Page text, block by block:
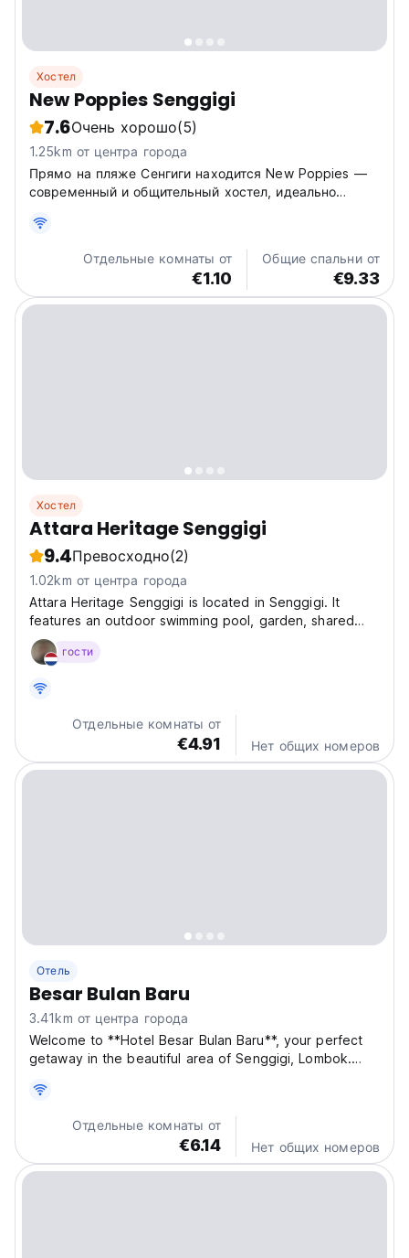
Хостел
New Poppies Senggigi
7.6Очень хорошо(5)
1.25km от центра города
Прямо на пляже Сенгиги находится New Poppies —
современный и общительный хостел, идеально
Исследуйте скрытые водопады и яркую культуру.
(Auto-translated from original language)
Отдельные комнаты от
€1.10
Общие спальни от
€9.33
Хостел
Attara Heritage Senggigi
9.4Превосходно(2)
1.02km от центра города
Attara Heritage Senggigi is located in Senggigi. It
features an outdoor swimming pool, garden, shared
lounge, and terrace. All accommodations have garden
views, and guests have access to an on-site restaurant
гости
Отдельные комнаты от
€4.91 Нет общих номеров
Отель
Besar Bulan Baru
3.41km от центра города
Welcome to **Hotel Besar Bulan Baru**, your perfect
getaway in the beautiful area of Senggigi, Lombok.
beach**, our hotel offers a peaceful atmosphere
surrounded by lush greenery and stunning mountain
views...Отдельные комнаты от
€6.14 Нет общих номеров